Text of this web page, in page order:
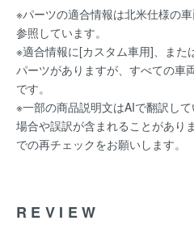
※パーツの適合情報は北米仕様の
参照しています。
※適合情報に[カスタム車用]、また
パーツがありますが、すべての車
です。
※一部の商品説明文はAIで翻訳し
場合や誤訳が含まれることがあり
での再チェックをお願いします。
REVIEW